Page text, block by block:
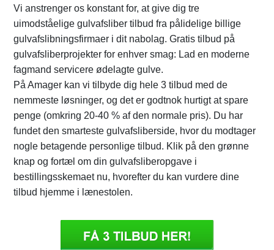
Vi anstrenger os konstant for, at give dig tre
uimodståelige gulvafsliber tilbud fra pålidelige billige
gulvafslibningsfirmaer i dit nabolag. Gratis tilbud på
gulvafsliberprojekter for enhver smag: Lad en moderne
fagmand servicere ødelagte gulve.
På Amager kan vi tilbyde dig hele 3 tilbud med de
nemmeste løsninger, og det er godtnok hurtigt at spare
penge (omkring 20-40 % af den normale pris). Du har
fundet den smarteste gulvafsliberside, hvor du modtager
nogle betagende personlige tilbud. Klik på den grønne
knap og fortæl om din gulvafsliberopgave i
bestillingsskemaet nu, hvorefter du kan vurdere dine
tilbud hjemme i lænestolen.